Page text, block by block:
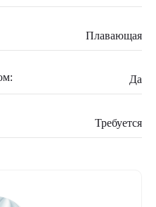
Плавающая
Да
Требуется